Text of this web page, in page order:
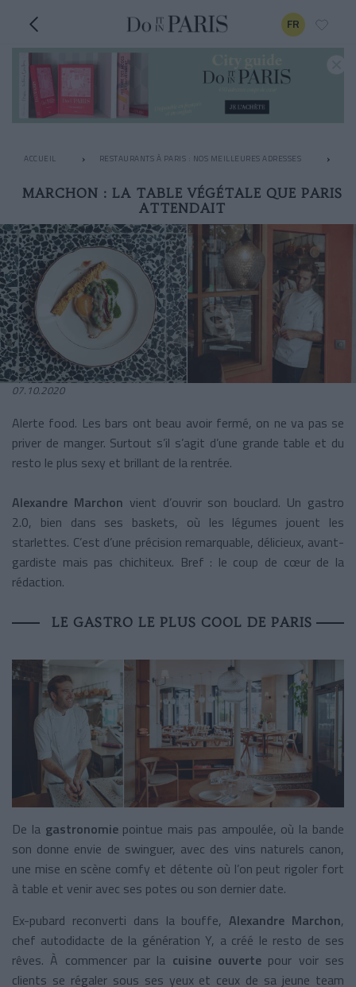
FR
ACCUEIL RESTAURANTS À PARIS : NOS MEILLEURES ADRESSES
MARCHON : LA TABLE VÉGÉTALE QUE PARIS
ATTENDAIT
07.10.2020
Alerte food. Les bars ont beau avoir fermé, on ne va pas se
priver de manger. Surtout s’il s’agit d’une grande table et du
resto le plus sexy et brillant de la rentrée.
Alexandre Marchon vient d’ouvrir son bouclard. Un gastro
2.0, bien dans ses baskets, où les légumes jouent les
starlettes. C’est d’une précision remarquable, délicieux, avant-
gardiste mais pas chichiteux. Bref : le coup de cœur de la
rédaction.
LE GASTRO LE PLUS COOL DE PARIS
De la gastronomiepointue mais pas ampoulée, où la bande
son donne envie de swinguer, avec des vins naturels canon,
une mise en scène comfy et détente où l’on peut rigoler fort
à table et venir avec ses potes ou son dernier date.
Ex-pubard reconverti dans la bouffe,Alexandre Marchon,
chef autodidacte de la génération Y, a créé le resto de ses
rêves. À commencer par la cuisine ouverte pour voir ses
clients se régaler sous ses yeux et ceux de sa jeune team